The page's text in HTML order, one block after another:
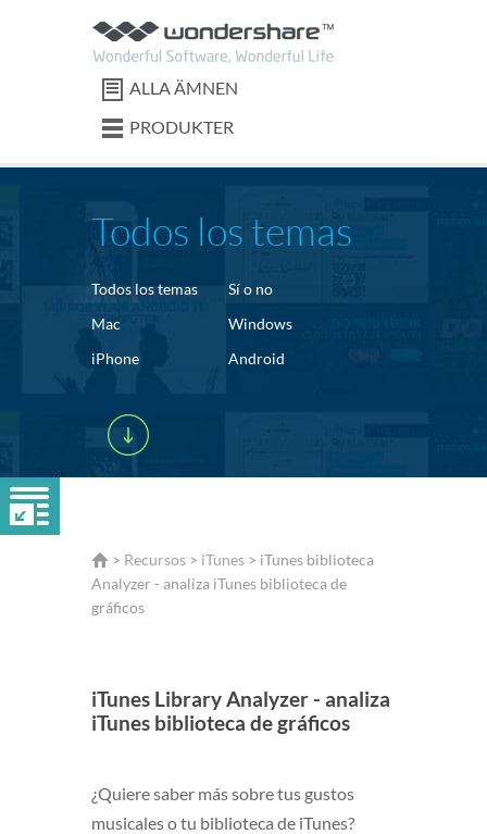
ALLA ÄMNEN
PRODUKTER
Todos los temas
Todos los temas
Sí o no
Mac
Windows
iPhone
Android
> Recursos > iTunes > iTunes biblioteca
Analyzer - analiza iTunes biblioteca de
gráficos
iTunes Library Analyzer - analiza
iTunes biblioteca de gráficos
¿Quiere saber más sobre tus gustos
musicales o tu biblioteca de iTunes?